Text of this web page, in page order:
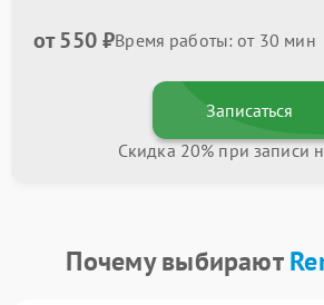
от 550 ₽Время работы: от 30 мин
Записаться
Скидка 20% при записи
Почему выбирают